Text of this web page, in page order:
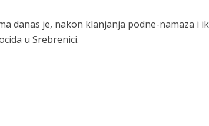
danas je, nakon klanjanja podne-namaza i
u Srebrenici.